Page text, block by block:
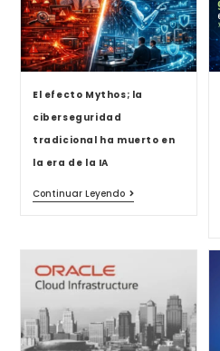
El efecto Mythos; la
ciberseguridad
tradicional ha muerto en
la era de la IA
Continuar Leyendo